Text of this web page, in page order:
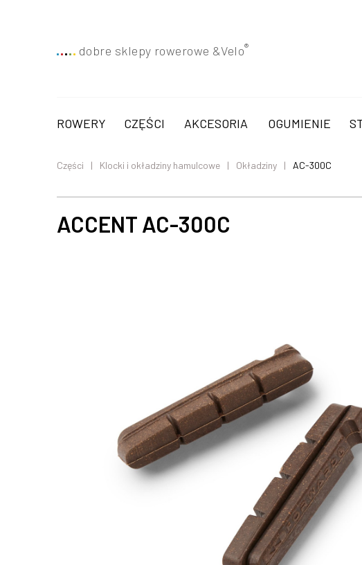
dobre sklepy rowerowe &Velo®
ROWERY CZĘŚCI AKCESORIA OGUMIENIE
Części Klocki i okładziny hamulcowe Okładziny AC-300C
ACCENT AC-300C